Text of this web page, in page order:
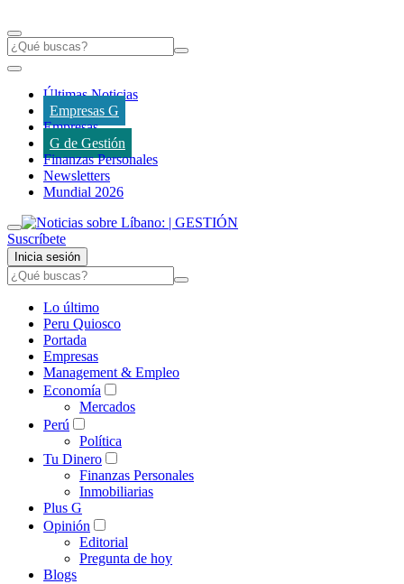
Últimas Noticias
Empresas G
Empresas
G de Gestión
Finanzas Personales
Newsletters
Mundial 2026
Suscríbete
Inicia sesión
Lo último
Peru Quiosco
Portada
Empresas
Management & Empleo
Economía
Mercados
Perú
Política
Tu Dinero
Finanzas Personales
Inmobiliarias
Plus G
Opinión
Editorial
Pregunta de hoy
Blogs